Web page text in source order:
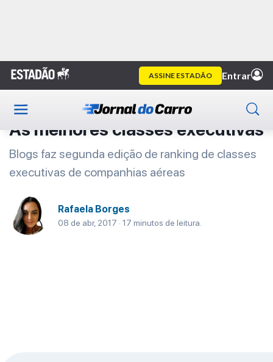
Primeira Classe
As melhores classes executivas
Blogs faz segunda edição de ranking de classes
executivas de companhias aéreas
Rafaela Borges
08 de abr, 2017 · 17 minutos de leitura.